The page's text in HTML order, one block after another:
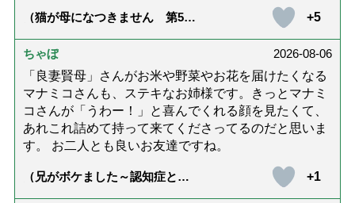
（猫が母になつきません 第500
+5
ちゃぼ
2026-08-06
「良妻賢母」さんがお米や野菜やお花を届けたくなる
マナミコさんも、ステキなお姉様です。きっとマナミ
コさんが「うわー！」と喜んでくれる顔を見たくて、
あれこれ詰めて持って来てくださってるのだと思いま
す。 お二人とも良いお友達ですね。
（兄がボケました～認知症と介
達』が届きました」）
+1